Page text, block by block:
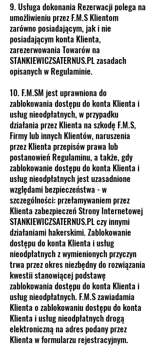
9. Usługa dokonania Rezerwacji polega na
umożliwieniu przez F.M.S Klientom
zarówno posiadającym, jak i nie
posiadającym konta Klienta,
zarezerwowania Towarów na
STANKIEWICZSATERNUS.PL zasadach
opisanych w Regulaminie.
10. F.M.SM jest uprawniona do
zablokowania dostępu do konta Klienta i
usług nieodpłatnych, w przypadku
działania przez Klienta na szkodę F.M.S,
Firmy lub innych Klientów, naruszenia
przez Klienta przepisów prawa lub
postanowień Regulaminu, a także, gdy
zablokowanie dostępu do konta Klienta i
usług nieodpłatnych jest uzasadnione
względami bezpieczeństwa - w
szczególności: przełamywaniem przez
Klienta zabezpieczeń Strony Internetowej
STANKIEWICZSATERNUS.PL czy innymi
działaniami hakerskimi. Zablokowanie
dostępu do konta Klienta i usług
nieodpłatnych z wymienionych przyczyn
trwa przez okres niezbędny do rozwiązania
kwestii stanowiącej podstawę
zablokowania dostępu do konta Klienta i
usług nieodpłatnych. F.M.S zawiadamia
Klienta o zablokowaniu dostępu do konta
Klienta i usług nieodpłatnych drogą
elektroniczną na adres podany przez
Klienta w formularzu rejestracyjnym.